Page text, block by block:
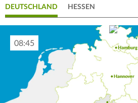
DEUTSCHLAND HESSEN
08:55